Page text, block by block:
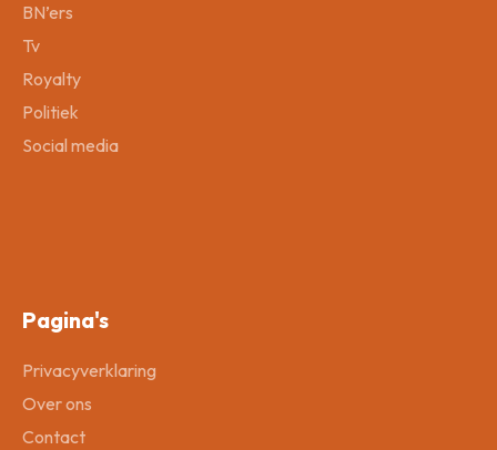
BN’ers
Tv
Royalty
Politiek
Social media
Pagina's
Privacyverklaring
Over ons
Contact